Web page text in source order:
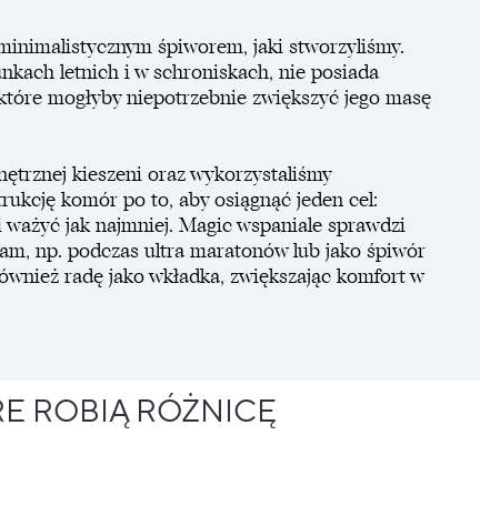
śpiworem, jaki stworzyliśmy.
letnich i w schroniskach, nie posiada
mogłyby niepotrzebnie zwiększyć jego masę
kieszeni oraz wykorzystaliśmy
komór po to, aby osiągnąć jeden cel:
jak najmniej. Magic wspaniale sprawdzi
np. podczas ultra maratonów lub jako śpiwór
radę jako wkładka, zwiększając komfort w
ROBIĄ RÓŻNICĘ